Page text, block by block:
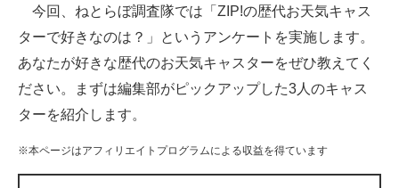
ビジネスと働き方のヒント
企業ITのトレンドを詳説
今回、ねとらぼ調査隊では「ZIP!の歴代お天気キャス
ターで好きなのは？」というアンケートを実施します。
あなたが好きな歴代のお天気キャスターをぜひ教えてく
ださい。まずは編集部がピックアップした3人のキャス
ターを紹介します。
※本ページはアフィリエイトプログラムによる収益を得ています